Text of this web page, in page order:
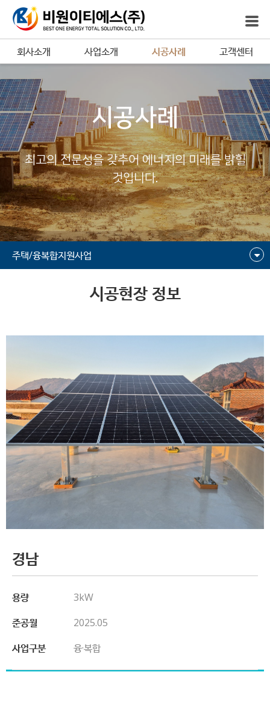
회사소개 사업소개 시공사례 고객센터
시공사례
최고의 전문성을 갖추어 에너지의 미래를 밝힐
것입니다.
주택/융복합지원사업
시공현장 정보
경남
용량
3kW
준공월
2025.05
사업구분
융·복합